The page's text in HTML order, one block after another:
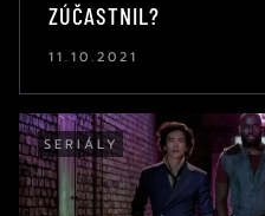
ZÚČASTNIL?
11.10.2021
SERIÁLY